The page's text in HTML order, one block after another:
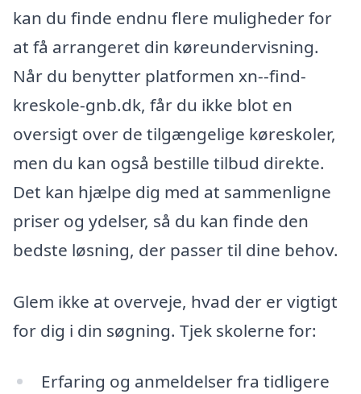
kan du finde endnu flere muligheder for
at få arrangeret din køreundervisning.
Når du benytter platformen xn--find-
kreskole-gnb.dk, får du ikke blot en
oversigt over de tilgængelige køreskoler,
men du kan også bestille tilbud direkte.
Det kan hjælpe dig med at sammenligne
priser og ydelser, så du kan finde den
bedste løsning, der passer til dine behov.
Glem ikke at overveje, hvad der er vigtigt
for dig i din søgning. Tjek skolerne for:
Erfaring og anmeldelser fra tidligere